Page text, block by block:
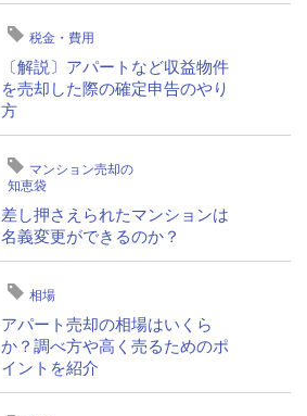
税金・費用
〔解説〕アパートなど収益物件
を売却した際の確定申告のやり
方
マンション売却の
知恵袋
差し押さえられたマンションは
名義変更ができるのか？
相場
アパート売却の相場はいくら
か？調べ方や高く売るためのポ
イントを紹介